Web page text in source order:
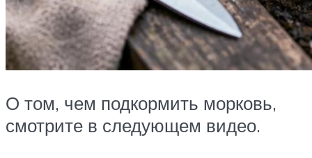
О том, чем подкормить морковь,
смотрите в следующем видео.